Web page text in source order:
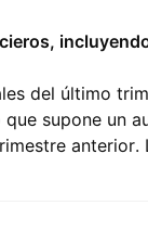
del último
que supone un
anterior.